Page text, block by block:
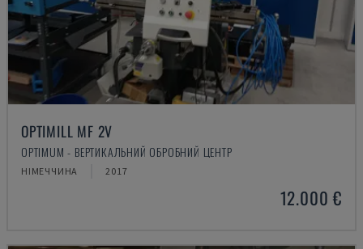
OPTIMILL MF 2V
OPTIMUM - ВЕРТИКАЛЬНИЙ ОБРОБНИЙ ЦЕНТР
НІМЕЧЧИНА 2017
12.000 €